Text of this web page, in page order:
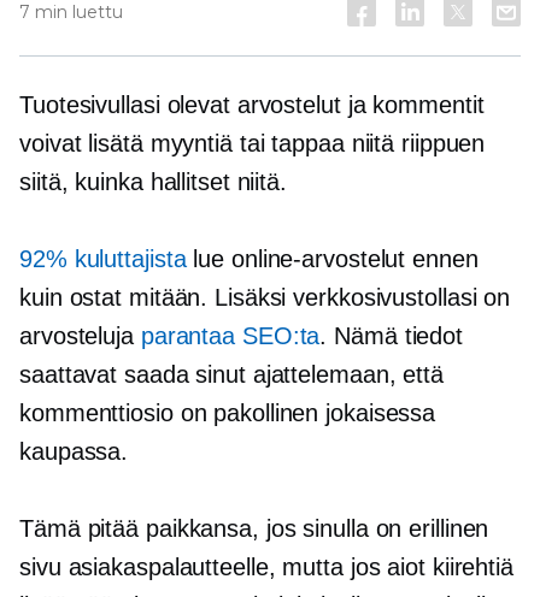
7 min luettu
Tuotesivullasi olevat arvostelut ja kommentit
voivat lisätä myyntiä tai tappaa niitä riippuen
siitä, kuinka hallitset niitä.
92% kuluttajistalue online-arvostelut ennen
kuin ostat mitään. Lisäksi verkkosivustollasi on
arvosteluja parantaa SEO:ta. Nämä tiedot
saattavat saada sinut ajattelemaan, että
kommenttiosio on pakollinen jokaisessa
kaupassa.
Tämä pitää paikkansa, jos sinulla on erillinen
sivu asiakaspalautteelle, mutta jos aiot kiirehtiä